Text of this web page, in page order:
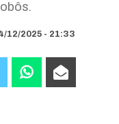
12/2025 - 21:33